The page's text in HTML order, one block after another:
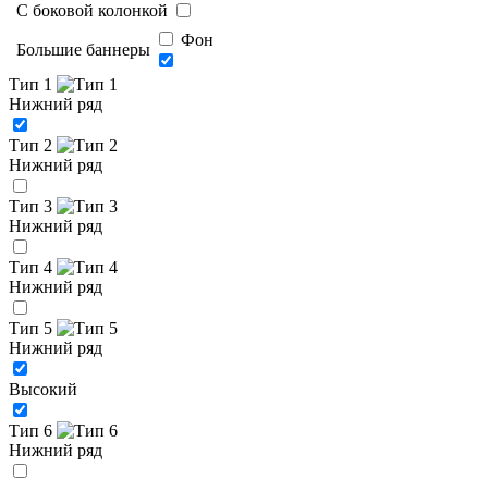
C боковой колонкой
Большие баннеры
Фон
Тип 1
Нижний ряд
Тип 2
Нижний ряд
Тип 3
Нижний ряд
Тип 4
Нижний ряд
Тип 5
Нижний ряд
Высокий
Тип 6
Нижний ряд